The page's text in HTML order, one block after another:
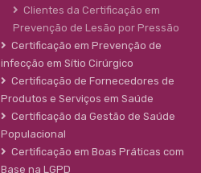
Clientes da Certificação em
Prevenção de Lesão por Pressão
Certificação em Prevenção de
infecção em Sítio Cirúrgico
Certificação de Fornecedores de
Produtos e Serviços em Saúde
Certificação da Gestão de Saúde
Populacional
Certificação em Boas Práticas com
Base na LGPD